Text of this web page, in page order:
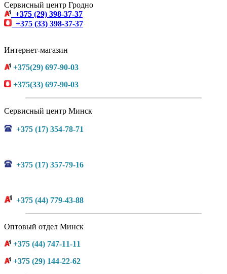
Сервисный центр Гродно
+375 (29) 398-37-37
+375 (33) 398-37-37
Интернет-магазин
+375(29) 697-90-03
+375(33) 697-90-03
Сервисный центр Минск
+375 (17) 354-78-71
+375 (17) 357-79-16
+375 (44) 779-43-88
Оптовый отдел Минск
+375 (44) 747-11-11
+375 (29) 144-22-62